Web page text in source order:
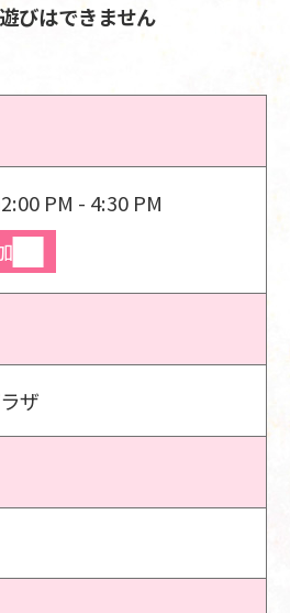
びはできません
2:00 PM - 4:30 PM
ザ